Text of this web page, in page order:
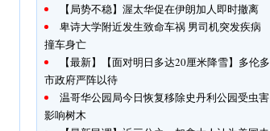
【局势不稳】渥太华促在伊朗加人即时撤离
卑诗大学附近发生致命车祸 男司机突发疾病
撞车身亡
【最新】【面对明日多达20厘米降雪】多伦多
市政府严阵以待
温哥华公园局今日恢复移除史丹利公园受虫害
影响树木